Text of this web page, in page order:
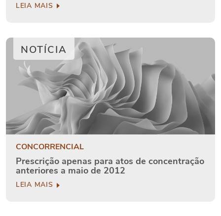
LEIA MAIS
NOTÍCIA
CONCORRENCIAL
Prescrição apenas para atos de concentração
anteriores a maio de 2012
LEIA MAIS